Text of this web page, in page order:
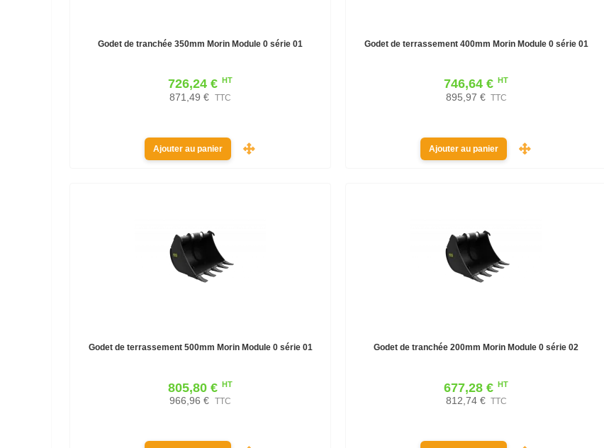
Godet de tranchée 350mm Morin Module 0 série 01
726,24 € HT
871,49 € TTC
Ajouter au panier
Godet de terrassement 400mm Morin Module 0 série 01
746,64 € HT
895,97 € TTC
Ajouter au panier
Godet de terrassement 500mm Morin Module 0 série 01
805,80 € HT
966,96 € TTC
Godet de tranchée 200mm Morin Module 0 série 02
677,28 € HT
812,74 € TTC